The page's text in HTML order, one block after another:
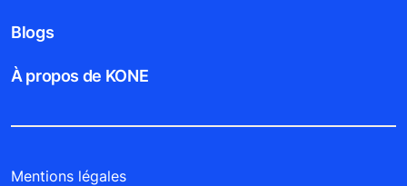
Blogs
À propos de KONE
Mentions légales